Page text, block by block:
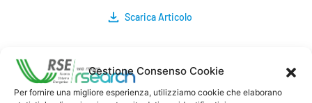
Gestione Consenso Cookie
Per fornire una migliore esperienza, utilizziamo cookie che elaborano
Scarica Articolo
Commenti